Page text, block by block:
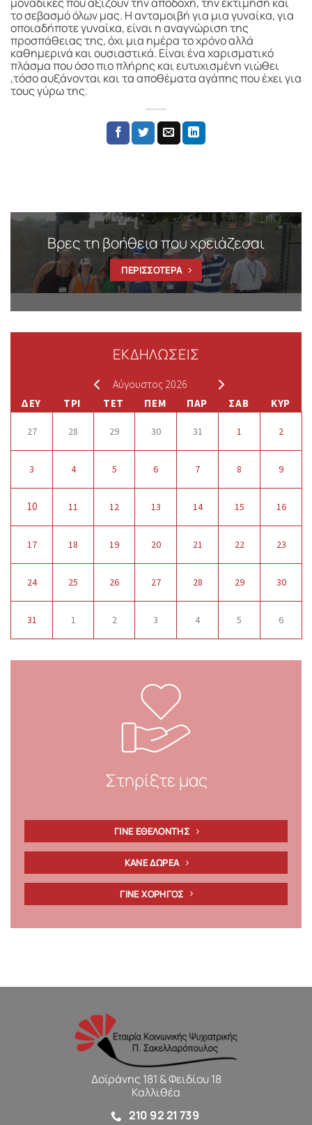
το σεβασμό όλων μας. Η ανταμοιβή για μια γυναίκα, για
οποιαδήποτε γυναίκα, είναι η αναγνώριση της
προσπάθειας της, όχι μια ημέρα το χρόνο αλλά
καθημερινά και ουσιαστικά. Είναι ένα χαρισματικό
πλάσμα που όσο πιο πλήρης και ευτυχισμένη νιώθει
,τόσο αυξάνονται και τα αποθέματα αγάπης που έχει για
τους γύρω της.
Βρες τη βοήθεια που χρειάζεσαι
ΠΕΡΙΣΣΟΤΕΡΑ
ΕΚΔΗΛΩΣΕΙΣ
Αύγουστος 2026
ΔΕΥ ΤΡΙ ΤΕΤ ΠΕΜ ΠΑΡ ΣΑΒ ΚΥΡ
27 28 29 30 31 1 2
3 4 5 6 7 8 9
10 11 12 13 14 15 16
17 18 19 20 21 22 23
24 25 26 27 28 29 30
31 1 2 3 4 5 6
Στηρίξτε μας
ΓΙΝΕ ΕΘΕΛΟΝΤΗΣ
ΚΑΝΕ ΔΩΡΕΑ
ΓΙΝΕ ΧΟΡΗΓΟΣ
Δοϊράνης 181 & Φειδίου 18
Καλλιθέα
210 92 21 739